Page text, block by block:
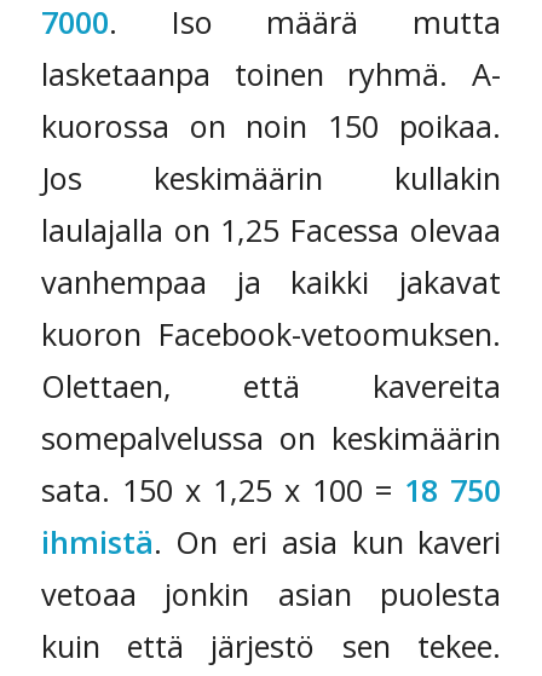
7000. Iso määrä mutta
lasketaanpa toinen ryhmä. A-
kuorossa on noin 150 poikaa.
Jos keskimäärin kullakin
laulajalla on 1,25 Facessa olevaa
vanhempaa ja kaikki jakavat
kuoron Facebook-vetoomuksen.
Olettaen, että kavereita
somepalvelussa on keskimäärin
sata. 150 x 1,25 x 100 = 18 750
ihmistä. On eri asia kun kaveri
vetoaa jonkin asian puolesta
kuin että järjestö sen tekee.